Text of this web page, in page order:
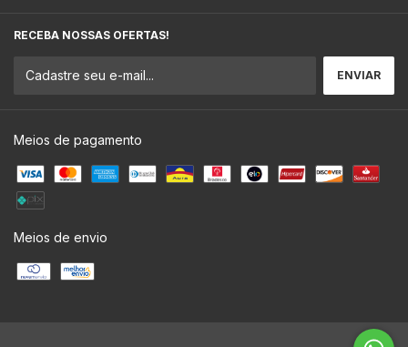
RECEBA NOSSAS OFERTAS!
Meios de pagamento
Meios de envio